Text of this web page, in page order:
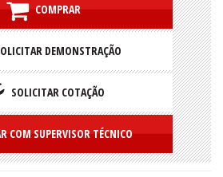
COMPRAR
DEMONSTRAÇÃO
SOLICITAR COTAÇÃO
COM SUPERVISOR TÉCNICO